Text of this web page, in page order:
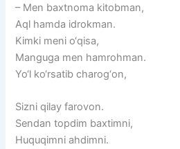
– Men baxtnoma kitobman,
Aql hamda idrokman.
Kimki meni o‘qisa,
Manguga men hamrohman.
Yo‘l ko‘rsatib charog‘on,
Sizni qilay farovon.
Sendan topdim baxtimni,
Huquqimni ahdimni.